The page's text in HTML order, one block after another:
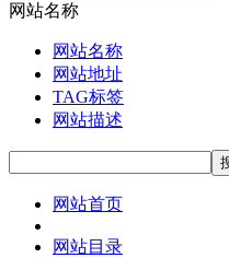
网站名称
网站名称
网站地址
TAG标签
网站描述
网站首页
网站目录